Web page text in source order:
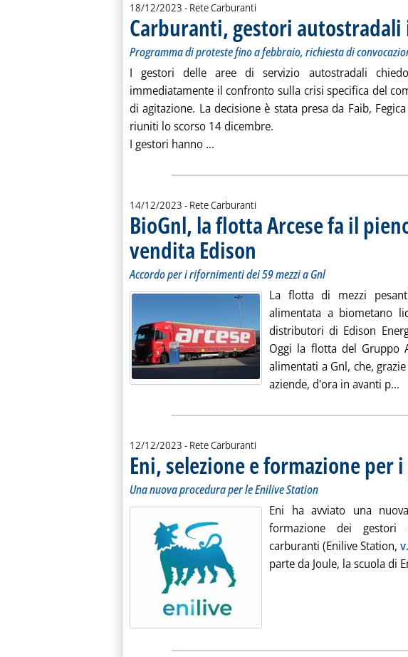
18/12/2023 - Rete Carburanti
Carburanti, gestori autostradali
Programma di proteste fino a febbraio, richiesta di
I gestori delle aree di servizio autostradali
immediatamente il confronto sulla crisi specifica del
di agitazione. La decisione è stata presa da Faib,
riuniti lo scorso 14 dicembre.
I gestori hanno ...
14/12/2023 - Rete Carburanti
BioGnl, la flotta Arcese fa il
vendita Edison . Sottotitolo: Accordo per i rifornimenti dei
. Pubblicata giovedì 14 dicembre 2023 alle
Accordo per i rifornimenti dei 59 mezzi a Gnl
La flotta di mezzi
alimentata a biometano
distributori di Edison
Oggi la flotta del Gruppo
alimentati a Gnl, che,
aziende, d'ora in avanti p...
12/12/2023 - Rete Carburanti
Eni, selezione e formazione per
Una nuova procedura per le Enilive Station
Eni ha avviato una
formazione dei
carburanti (Enilive Station,
parte da Joule, la scuola di